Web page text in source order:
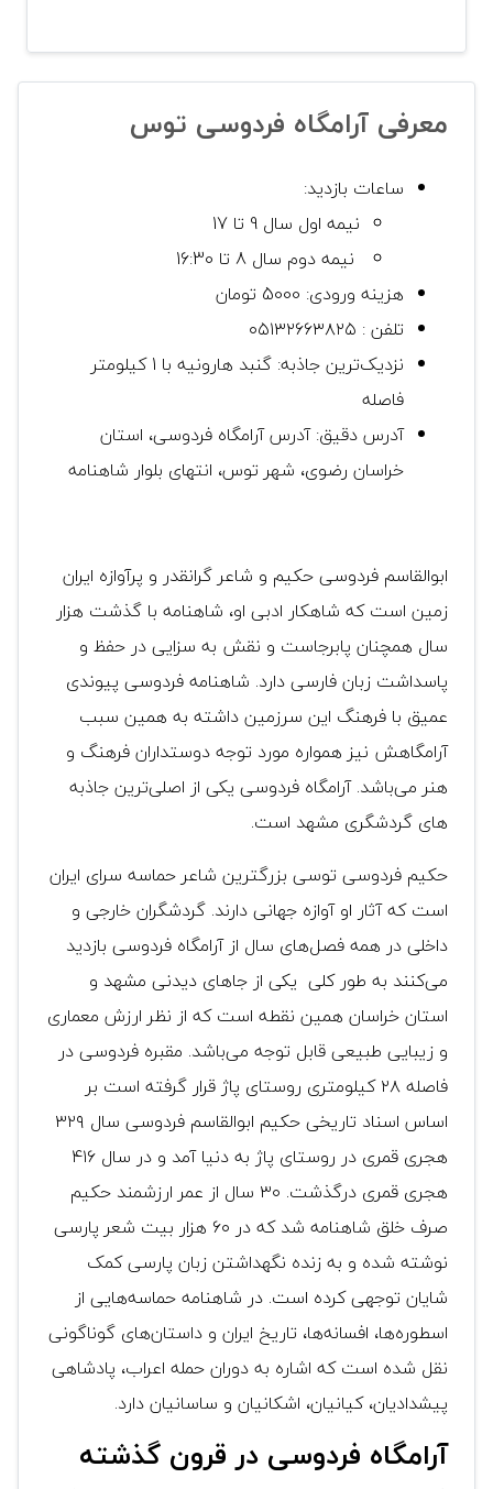
معرفی آرامگاه فردوسی توس
ساعات بازدید:
نیمه اول سال 9 تا 17
نیمه دوم سال 8 تا 16:30
هزینه ورودی: 5000 تومان
تلفن : ۰۵۱۳۲۶۶۳۸۲۵
نزدیک‌ترین جاذبه: گنبد هارونیه با 1 کیلومتر
فاصله
آدرس دقیق: آدرس آرامگاه فردوسی، استان
خراسان رضوی، شهر توس، انتهای بلوار شاهنامه
ابوالقاسم فردوسی حکیم و شاعر گرانقدر و پرآوازه ایران
زمین است که شاهکار ادبی او، شاهنامه با گذشت هزار
سال همچنان پابرجاست و نقش به سزایی در حفظ و
پاسداشت زبان فارسی دارد. شاهنامه فردوسی پیوندی
عمیق با فرهنگ این سرزمین داشته به همین سبب
آرامگاهش نیز همواره مورد توجه دوستداران فرهنگ و
هنر می‌باشد. آرامگاه فردوسی یکی از اصلی‌ترین جاذبه
های گردشگری مشهد است.
حکیم فردوسی توسی بزرگترین شاعر حماسه سرای ایران
است که آثار او آوازه جهانی دارند. گردشگران خارجی و
داخلی در همه فصل‌های سال از آرامگاه فردوسی بازدید
می‌کنند به طور کلی یکی از جا‌های دیدنی مشهد و
استان خراسان همین نقطه است که از نظر ارزش معماری
و زیبایی طبیعی قابل توجه می‌باشد. مقبره فردوسی در
فاصله ۲۸ کیلومتری روستای پاژ قرار گرفته است بر
اساس اسناد تاریخی حکیم ابوالقاسم فردوسی سال ۳۲۹
هجری قمری در روستای پاژ به دنیا آمد و در سال ۴۱۶
هجری قمری درگذشت. ۳۰ سال از عمر ارزشمند حکیم
صرف خلق شاهنامه شد که در ۶۰ هزار بیت شعر پارسی
نوشته شده و به زنده نگهداشتن زبان پارسی کمک
شایان توجهی کرده است. در شاهنامه حماسه‌هایی از
اسطوره‌ها، افسانه‌ها، تاریخ ایران و داستان‌های گوناگونی
نقل شده است که اشاره به دوران حمله اعراب، پادشاهی
پیشدادیان، کیانیان، اشکانیان و ساسانیان دارد.
آرامگاه فردوسی در قرون گذشته